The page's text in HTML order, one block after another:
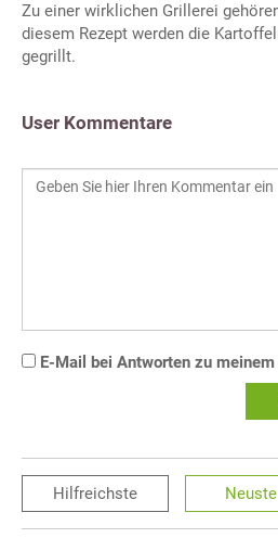
Zu einer wirklichen Grillerei
diesem Rezept werden die
gegrillt.
User Kommentare
E-Mail bei Antworten zu
Hilfreichste Neuste